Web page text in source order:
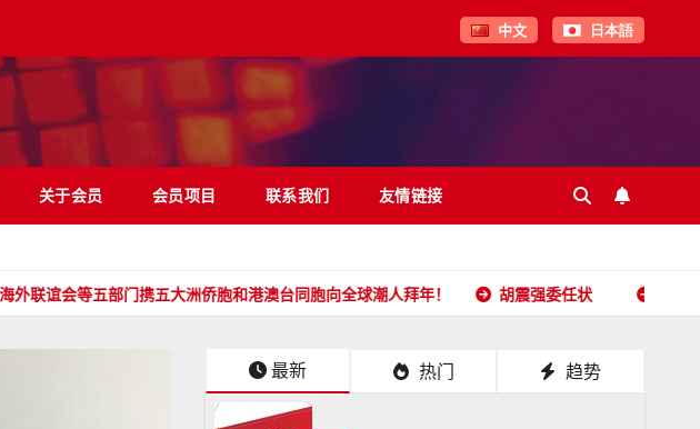
中文 日本語
关于会员 会员项目 联系我们 友情链接
五部门携五大洲侨胞和港澳台同胞向全球潮人拜年！ 胡震强委任状 日本潮汕总商会
最新 热门 趋势